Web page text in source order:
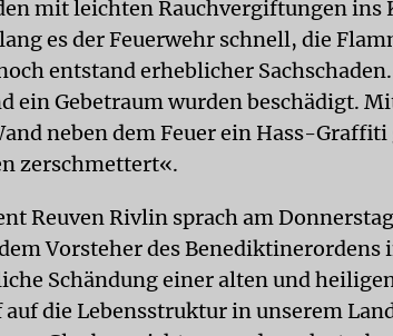
mit leichten Rauchvergiftungen ins
es der Feuerwehr schnell, die
entstand erheblicher
ein Gebetraum wurden beschädigt.
neben dem Feuer ein Hass-
zerschmettert«.
Reuven Rivlin sprach am
Vorsteher des Benediktinerordens
Schändung einer alten und
die Lebensstruktur in unserem